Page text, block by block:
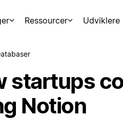
Ressourcer Udviklere
startups
Notion